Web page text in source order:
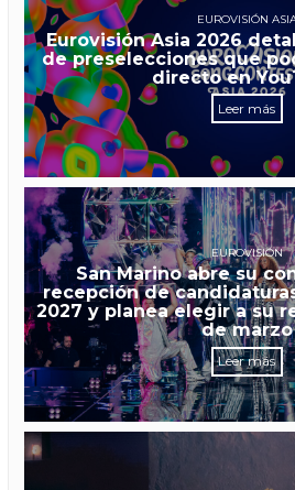
EUROVISIÓN
Eurovisión Asia 2026
de preselecciones que
directo en
Leer más
EUROVISIÓN
San Marino abre su
recepción de
2027 y planea elegir a su
de marzo
Leer más